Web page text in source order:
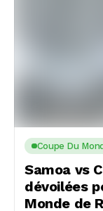
Coupe Du
Samoa vs
dévoilées
Monde de